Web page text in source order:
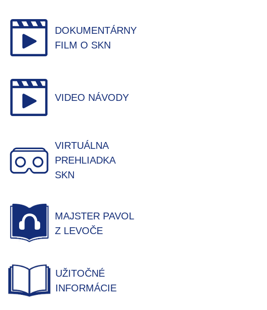
DOKUMENTÁRNY
FILM O SKN
VIDEO NÁVODY
VIRTUÁLNA
PREHLIADKA
SKN
MAJSTER PAVOL
Z LEVOČE
UŽITOČNÉ
INFORMÁCIE